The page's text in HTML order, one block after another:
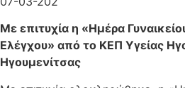
Με επιτυχία η «Ημέρα
Ελέγχου» από το ΚΕΠ Υγείας
Ηγουμενίτσας